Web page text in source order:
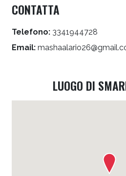
CONTATTA
Telefono: 3341944728
Email:
LUOGO DI